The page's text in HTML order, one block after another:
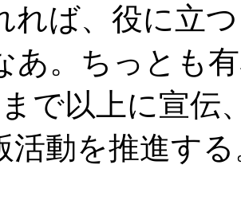
れば、役に立
あ。ちっとも
で以上に宣伝
活動を推進す